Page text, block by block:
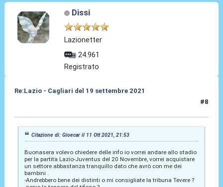
Dissi
Lazionetter
24.961
Registrato
Re:Lazio - Cagliari del 19 settembre 2021
#8
Citazione di: Gioecar il 11 Ott 2021, 21:53
Buonasera volevo chiedere delle info io vorrei andare allo stadio
per la partita Lazio-Juventus del 20 Novembre, vorrei acquistare
un settore abbastanza tranquillo dato che avrò con me dei
bambini .
-Andrebbero bene dei distinti o mi consigliate la tribuna Tevere ?